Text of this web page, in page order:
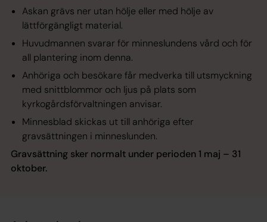
Askan grävs ner utan hölje eller med hölje av
lättförgängligt material.
Huvudmannen svarar för minneslundens vård och för
all plantering inom denna.
Anhöriga och besökare får medverka till utsmyckning
med snittblommor och ljus på plats som
kyrkogårdsförvaltningen anvisar.
Minnesblad skickas ut till anhöriga efter
gravsättningen i minneslunden.
Gravsättning sker normalt under perioden 1 maj – 31
oktober.